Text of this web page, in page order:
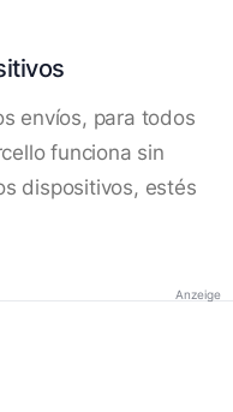
envíos, para todos
funciona sin
dispositivos, estés
Anzeige